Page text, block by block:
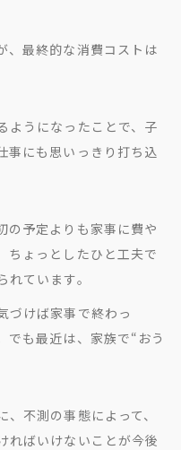
、最終的な消費コストは
ようになったことで、子
事にも思いっきり打ち込
の予定よりも家事に費や
ちょっとしたひと工夫で
ています。
づけば家事で終わっ
でも最近は、家族で“おう
不測の事態によって、
ればいけないことが今後